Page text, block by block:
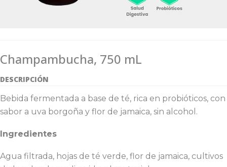
Champambucha, 750 mL
DESCRIPCIÓN
Bebida fermentada a base de té, rica en probióticos, con
sabor a uva borgoña y flor de jamaica, sin alcohol.
Ingredientes
Agua filtrada, hojas de té verde, flor de jamaica, cultivos